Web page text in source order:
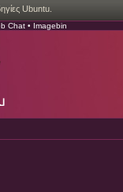
Ubuntu.
Chat • Imagebin